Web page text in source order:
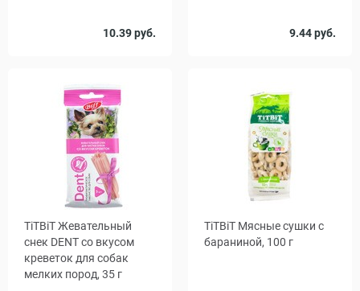
10.39 руб.
8 x 10 мм
9.44 руб.
TiTBiТ Жевательный
снек DENT со вкусом
креветок для собак
мелких пород, 35 г
TiTBiТ Мясные сушки с
бараниной, 100 г